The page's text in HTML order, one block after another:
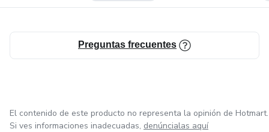
- Colorimetría
ARABESCOS DONDE PODRÁS REALIZAS TUS
Preguntas frecuentes
El contenido de este producto no representa la opinión de Hotmart.
Si ves informaciones inadecuadas, denúncialas aquí